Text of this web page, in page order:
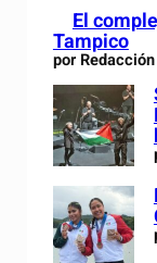
El
Tampico
por Redacción